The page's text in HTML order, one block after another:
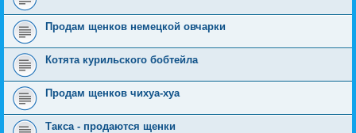
Продам щенков немецкой овчарки
Котята курильского бобтейла
Продам щенков чихуа-хуа
Такса - продаются щенки